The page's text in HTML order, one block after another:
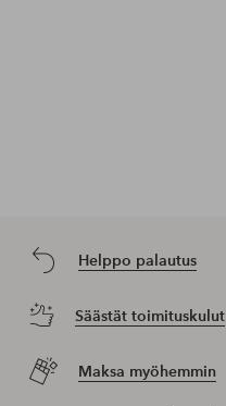
Helppo palautus
Säästät toimituskulut
Maksa myöhemmin